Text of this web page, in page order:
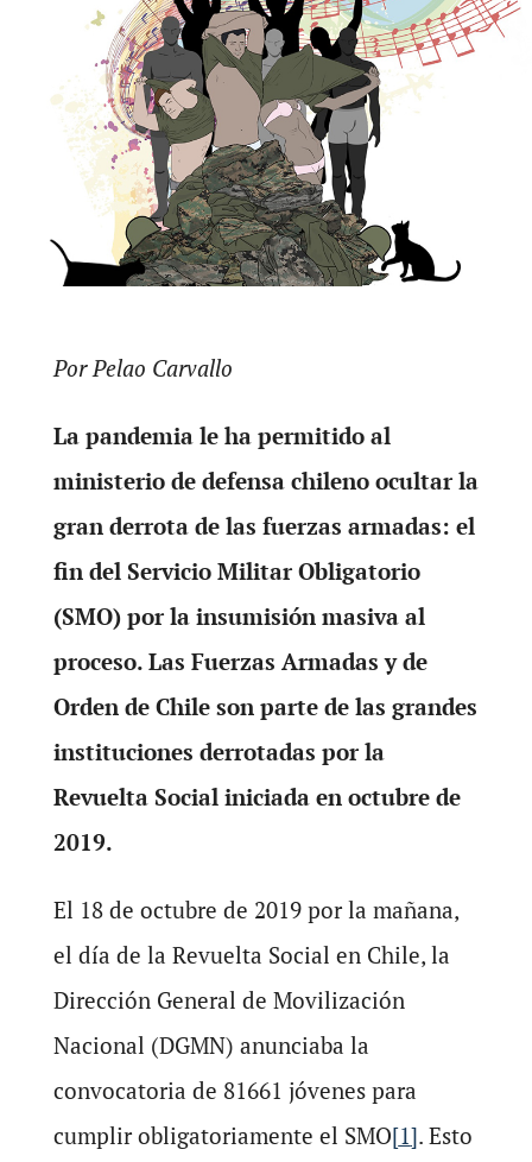
Por Pelao Carvallo
La pandemia le ha permitido al
ministerio de defensa chileno ocultar la
gran derrota de las fuerzas armadas: el
fin del Servicio Militar Obligatorio
(SMO) por la insumisión masiva al
proceso. Las Fuerzas Armadas y de
Orden de Chile son parte de las grandes
instituciones derrotadas por la
Revuelta Social iniciada en octubre de
2019.
El 18 de octubre de 2019 por la mañana,
el día de la Revuelta Social en Chile, la
Dirección General de Movilización
Nacional (DGMN) anunciaba la
convocatoria de 81661 jóvenes para
cumplir obligatoriamente el SMO[1]. Esto